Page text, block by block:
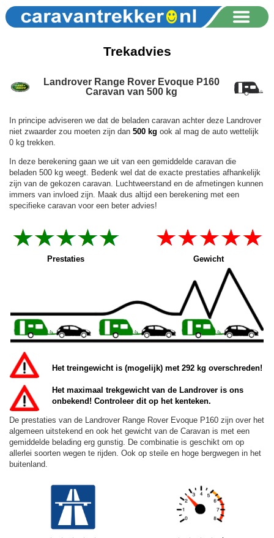
Trekadvies
Landrover Range Rover Evoque P160
Caravan van 500 kg
In principe adviseren we dat de beladen caravan achter deze Landrover
niet zwaarder zou moeten zijn dan 500 kg ook al mag de auto wettelijk
0 kg trekken.
In deze berekening gaan we uit van een gemiddelde caravan die
beladen 500 kg weegt. Bedenk wel dat de exacte prestaties afhankelijk
zijn van de gekozen caravan. Luchtweerstand en de afmetingen kunnen
immers van invloed zijn. Maak dus altijd een berekening met een
specifieke caravan voor een beter advies!
Prestaties Gewicht
Het treingewicht is (mogelijk) met 292 kg overschreden!
Het maximaal trekgewicht van de Landrover is ons
onbekend! Controleer dit op het kenteken.
De prestaties van de Landrover Range Rover Evoque P160 zijn over het
algemeen uitstekend en ook het gewicht van de Caravan is met een
gemiddelde belading erg gunstig. De combinatie is geschikt om op
allerlei soorten wegen te rijden. Ook op steile en hoge bergwegen in het
buitenland.